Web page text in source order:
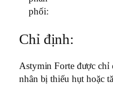
phối:
Chỉ định:
Astymin Forte được chỉ
nhân bị thiếu hụt hoặc